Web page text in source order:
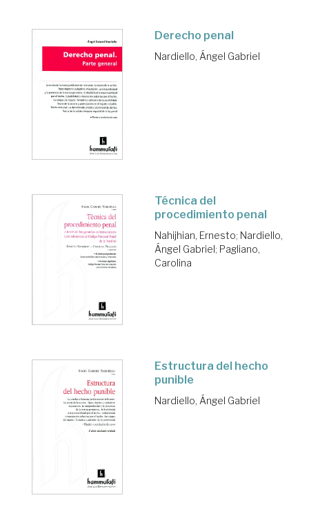
Derecho penal
Nardiello, Ángel Gabriel
Técnica del
procedimiento penal
Nahijhian, Ernesto; Nardiello,
Ángel Gabriel; Pagliano,
Carolina
Estructura del hecho
punible
Nardiello, Ángel Gabriel